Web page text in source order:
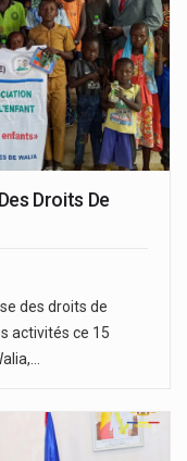
Droits De
des droits de
activités ce 15